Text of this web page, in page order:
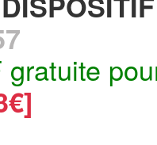
gratuite